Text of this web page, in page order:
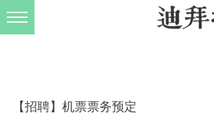
【招聘】机票票务预定